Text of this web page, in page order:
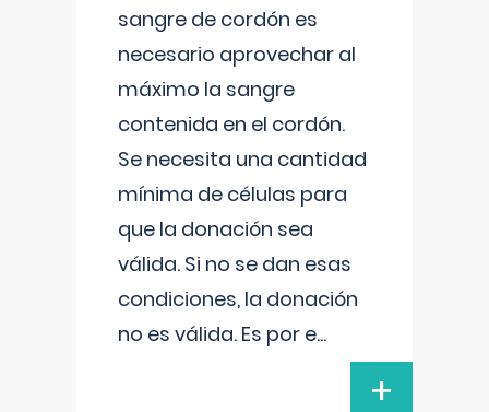
sangre de cordón es
necesario aprovechar al
máximo la sangre
contenida en el cordón.
Se necesita una cantidad
mínima de células para
que la donación sea
válida. Si no se dan esas
condiciones, la donación
no es válida. Es por e...
+